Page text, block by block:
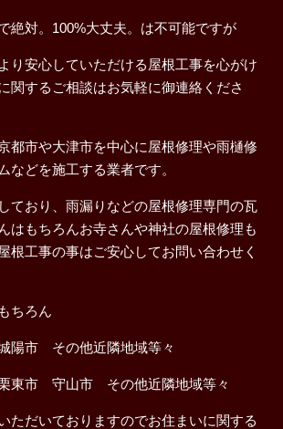
絶対。100%大丈夫。は不可能ですが
り安心していただける屋根工事を心がけ
関するご相談はお気軽に御連絡くださ
都市や大津市を中心に屋根修理や雨樋修
などを施工する業者です。
ており、雨漏りなどの屋根修理専門の瓦
もちろんお寺さんや神社の屋根修理も
根工事の事はご安心してお問い合わせく
ちろん
市 その他近隣地域等々
市 守山市 その他近隣地域等々
ただいておりますのでお住まいに関する